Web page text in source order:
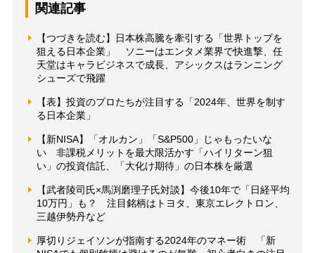
関連記事
【つづきを読む】日本株高騰を牽引する「世界トップを
狙える日本企業」 ソニーはエンタメ業界で快進撃、任
天堂はキャラビジネスで成長、アシックスはランニング
シューズで飛躍
【表】投資のプロたちが注目する「2024年、世界を制す
る日本企業」
【新NISA】「オルカン」「S&P500」じゃもったいな
い 非課税メリットを最大限活かす「ハイリターン狙
い」の投資信託、「大化け期待」の日本株を厳選
【武者陵司氏×馬渕磨理子氏対談】今後10年で「日経平均
10万円」も？ 注目銘柄はトヨタ、東京エレクトロン、
三越伊勢丹など
厚切りジェイソンが指南する2024年のマネー術 「新